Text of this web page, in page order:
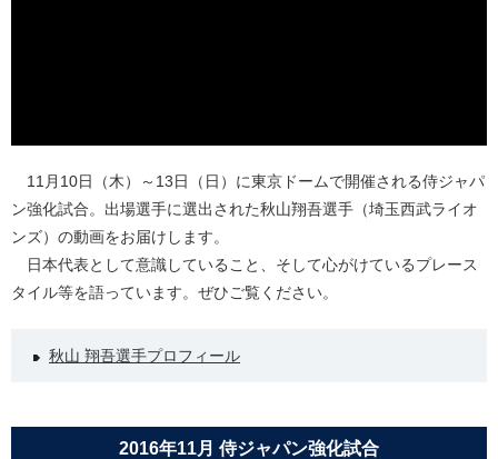
11月10日（木）～13日（日）に東京ドームで開催される侍ジャパ
ン強化試合。出場選手に選出された秋山翔吾選手（埼玉西武ライオ
ンズ）の動画をお届けします。
日本代表として意識していること、そして心がけているプレース
タイル等を語っています。ぜひご覧ください。
秋山 翔吾選手プロフィール
2016年11月 侍ジャパン強化試合